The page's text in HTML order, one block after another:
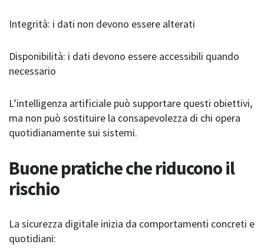
Integrità: i dati non devono essere alterati
Disponibilità: i dati devono essere accessibili quando
necessario
L’intelligenza artificiale può supportare questi obiettivi,
ma non può sostituire la consapevolezza di chi opera
quotidianamente sui sistemi.
Buone pratiche che riducono il
rischio
La sicurezza digitale inizia da comportamenti concreti e
quotidiani: